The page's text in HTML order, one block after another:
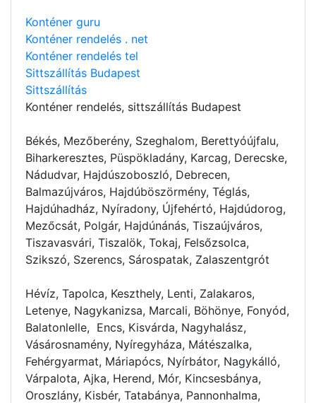
Konténer guru
Konténer rendelés . net
Konténer rendelés tel
Sittszállítás Budapest
Sittszállítás
Konténer rendelés, sittszállítás Budapest
Békés, Mezőberény, Szeghalom, Berettyóújfalu,
Biharkeresztes, Püspökladány, Karcag, Derecske,
Nádudvar, Hajdúszoboszló, Debrecen,
Balmazújváros, Hajdúböszörmény, Téglás,
Hajdúhadház, Nyíradony, Újfehértó, Hajdúdorog,
Mezőcsát, Polgár, Hajdúnánás, Tiszaújváros,
Tiszavasvári, Tiszalök, Tokaj, Felsőzsolca,
Szikszó, Szerencs, Sárospatak, Zalaszentgrót
Hévíz, Tapolca, Keszthely, Lenti, Zalakaros,
Letenye, Nagykanizsa, Marcali, Böhönye, Fonyód,
Balatonlelle, Encs, Kisvárda, Nagyhalász,
Vásárosnamény, Nyíregyháza, Mátészalka,
Fehérgyarmat, Máriapócs, Nyírbátor, Nagykálló,
Várpalota, Ajka, Herend, Mór, Kincsesbánya,
Oroszlány, Kisbér, Tatabánya, Pannonhalma,